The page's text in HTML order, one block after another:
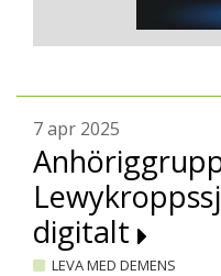
7 apr 2025
digitalt
LEVA MED DEMENS